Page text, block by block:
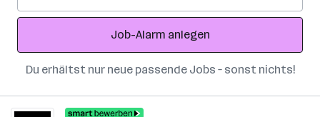
Adresse
Job-Alarm anlegen
Du erhältst nur neue passende Jobs – sonst nichts!